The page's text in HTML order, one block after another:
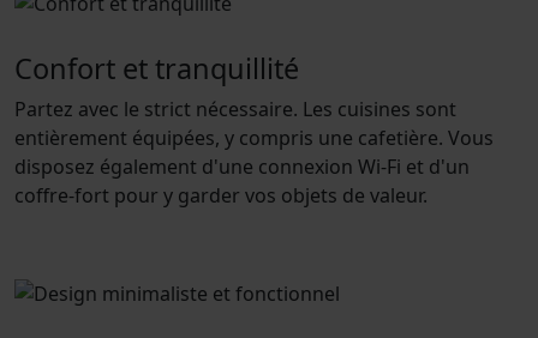
Confort et tranquillité
Partez avec le strict nécessaire. Les cuisines sont
entièrement équipées, y compris une cafetière. Vous
disposez également d'une connexion Wi-Fi et d'un
coffre-fort pour y garder vos objets de valeur.